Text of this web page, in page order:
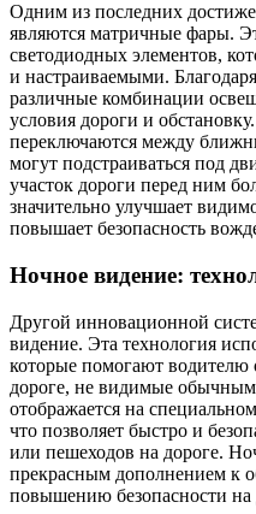
Одним из последних
являются матричные фары.
светодиодных элементов,
и настраиваемыми.
различные комбинации
условия дороги и
переключаются между
могут подстраиваться под
участок дороги перед ним
значительно улучшает
повышает безопасность
Ночное видение:
Другой инновационной
видение. Эта технология
которые помогают водителю
дороге, не видимые
отображается на
что позволяет быстро и
или пешеходов на дороге.
прекрасным дополнением к
повышению безопасности на